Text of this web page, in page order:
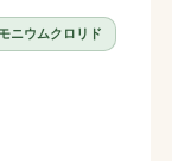
ニウムクロリド